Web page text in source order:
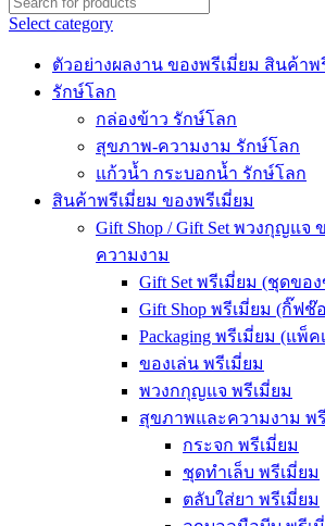
Select category
ตัวอย่างผลงาน ของพรีเมี่ยม สินค้าพ
รักษ์โลก
กล่องข้าว รักษ์โลก
สุขภาพ-ความงาม รักษ์โลก
แก้วน้ำ กระบอกน้ำ รักษ์โลก
สินค้าพรีเมี่ยม ของพรีเมี่ยม
Gift Shop / Gift Set พวงกุญแจ
ความงาม
Gift Set พรีเมี่ยม (ชุดขอ
Gift Shop พรีเมี่ยม (กิ๊ฟช๊
Packaging พรีเมี่ยม (แพ็ค
ของเล่น พรีเมี่ยม
พวงกกุญแจ พรีเมี่ยม
สุขภาพและความงาม พ
กระจก พรีเมี่ยม
ชุดทำเล็บ พรีเมี่ยม
ตลับใส่ยา พรีเมี่ยม